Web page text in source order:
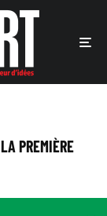
PREMIÈRE